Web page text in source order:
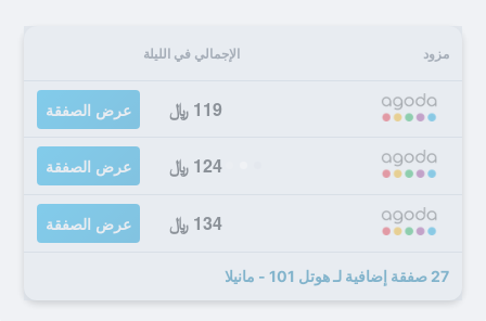
مزود الإجمالي في الليلة
119 ﷼ عرض الصفقة
124 ﷼ عرض الصفقة
134 ﷼ عرض الصفقة
27 صفقة إضافية لـ هوتل 101 - مانيلا